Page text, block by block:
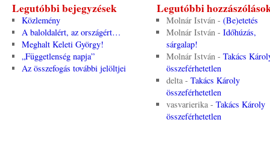
Legutóbbi bejegyzések
Közlemény
A baloldalért, az országért…
Meghalt Keleti György!
„Függetlenség napja”
Az összefogás további jelöltjei
Legutóbbi
Molnár István- (Be)etetés
Molnár István- Időhúzás,
sárgalap!
Molnár István- Takács
összeférhetetlen
delta- Takács Károly
összeférhetetlen
vasvarierika- Takács Károly
összeférhetetlen